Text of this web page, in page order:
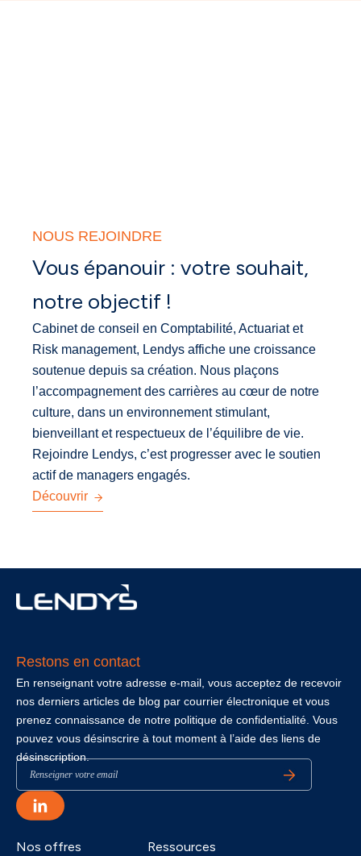
NOUS REJOINDRE
Vous épanouir : votre souhait,
notre objectif !
Cabinet de conseil en Comptabilité, Actuariat et
Risk management, Lendys affiche une croissance
soutenue depuis sa création. Nous plaçons
l’accompagnement des carrières au cœur de notre
culture, dans un environnement stimulant,
bienveillant et respectueux de l’équilibre de vie.
Rejoindre Lendys, c’est progresser avec le soutien
actif de managers engagés.
Découvrir
Restons en contact
En renseignant votre adresse e-mail, vous acceptez de recevoir
nos derniers articles de blog par courrier électronique et vous
prenez connaissance de notre politique de confidentialité. Vous
pouvez vous désinscrire à tout moment à l’aide des liens de
désinscription.
Nos offres Ressources